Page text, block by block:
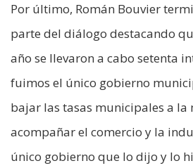
Por último, Román Bouvier
parte del diálogo destacando
año se llevaron a cabo setenta
fuimos el único gobierno
bajar las tasas municipales a la
acompañar el comercio y la
único gobierno que lo dijo y lo